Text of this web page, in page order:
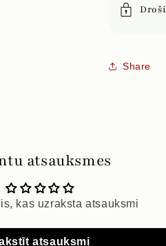
Share
atsauksmes
kas uzraksta atsauksmi
atsauksmi